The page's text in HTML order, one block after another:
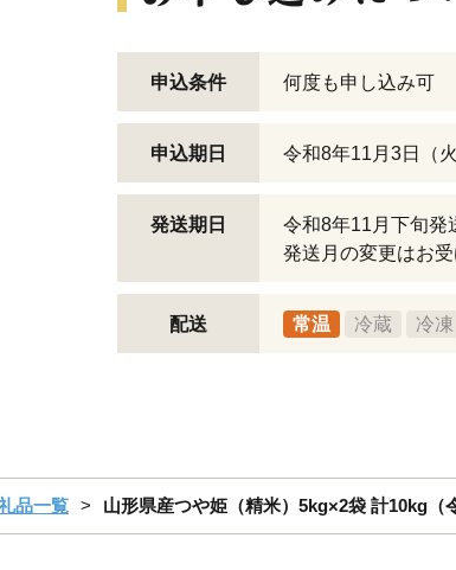
申込条件 何度も申し込み可
申込期日 令和8年11月3日（
発送期日
令和8年11月下旬発
発送月の変更はお受
配送 常温 冷蔵 冷凍
品一覧 山形県産つや姫（精米）5kg×2袋 計10kg（